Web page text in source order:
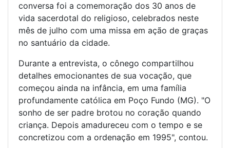
conversa foi a comemoração dos 30 anos de
vida sacerdotal do religioso, celebrados neste
mês de julho com uma missa em ação de graças
no santuário da cidade.
Durante a entrevista, o cônego compartilhou
detalhes emocionantes de sua vocação, que
começou ainda na infância, em uma família
profundamente católica em Poço Fundo (MG). "O
sonho de ser padre brotou no coração quando
criança. Depois amadureceu com o tempo e se
concretizou com a ordenação em 1995", contou.